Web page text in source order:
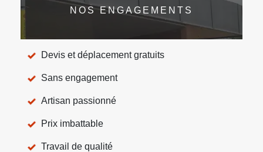
NOS ENGAGEMENTS
Devis et déplacement gratuits
Sans engagement
Artisan passionné
Prix imbattable
Travail de qualité